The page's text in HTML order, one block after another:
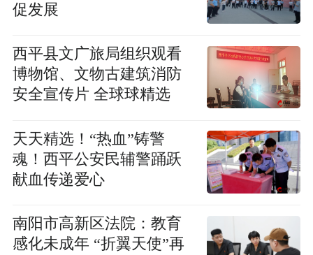
促发展
​西平县文广旅局组织观看
博物馆、文物古建筑消防
安全宣传片 全球球精选
天天精选！​“热血”铸警
魂！西平公安民辅警踊跃
献血传递爱心
南阳市高新区法院：教育
感化未成年 “折翼天使”再